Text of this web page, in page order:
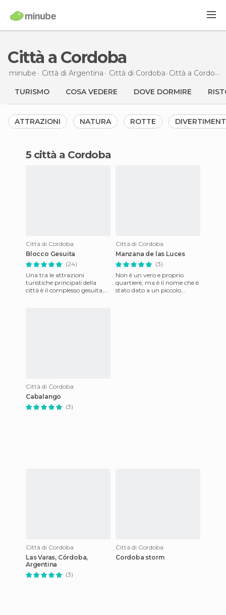
Città a Cordoba
minube Città di Argentina Città di Cordoba Città a Cordoba
TURISMO COSA VEDERE DOVE DORMIRE
ATTRAZIONI NATURA ROTTE
5 città a Cordoba
Città di Cordoba
Blocco Gesuita
(24)
Una tra le attrazioni
turistiche principali della
città è il complesso gesuita,
Città di Cordoba
Manzana de las Luces
(3)
Non è un vero e proprio
quartiere, ma è il nome che è
stato dato a un piccolo
Città di Cordoba
Cabalango
(3)
Città di Cordoba
Las Varas, Córdoba,
Argentina
(3)
Città di Cordoba
Cordoba storm